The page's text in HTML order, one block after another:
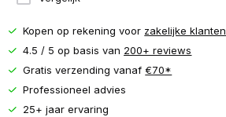
Kopen op rekening voor zakelijke klanten
4.5 / 5 op basis van 200+ reviews
Gratis verzending vanaf€70*
Professioneel advies
25+ jaar ervaring